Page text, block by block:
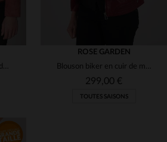
(3)
Blouson motard en daim de chèvre rose minéral, style velouté.
ROSE GARDEN
Blouson biker en cuir de mouton souple, col Mao ajustable et léger.
299,00 €
TOUTES SAISONS